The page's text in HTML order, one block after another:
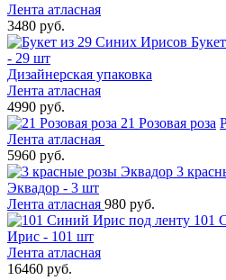
Лента атласная
3480 руб.
- 29 шт
Дизайнерская упаковка
Лента атласная
4990 руб.
21 Розовая роза
Лента атласная
5960 руб.
3
Эквадор - 3 шт
Лента атласная 980 руб.
101
Ирис - 101 шт
Лента атласная
16460 руб.